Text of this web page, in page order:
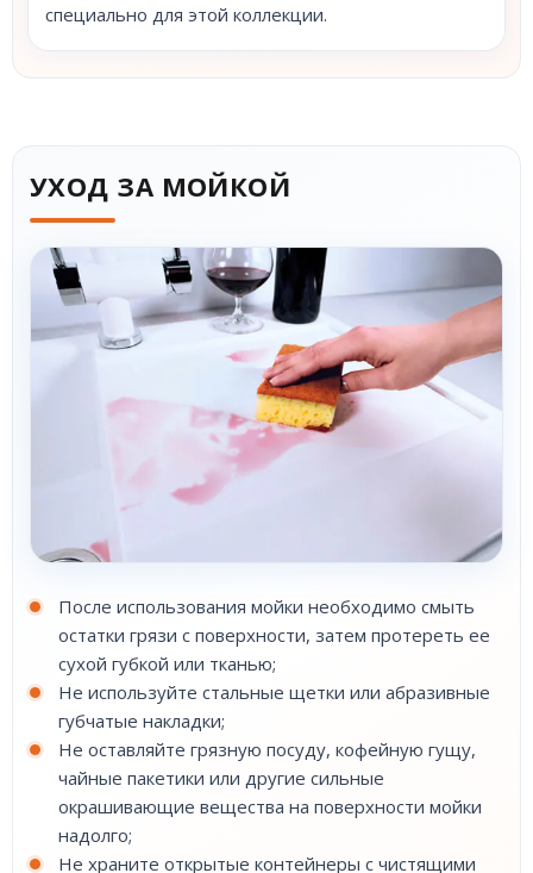
специально для этой коллекции.
УХОД ЗА МОЙКОЙ
После использования мойки необходимо смыть
остатки грязи с поверхности, затем протереть ее
сухой губкой или тканью;
Не используйте стальные щетки или абразивные
губчатые накладки;
Не оставляйте грязную посуду, кофейную гущу,
чайные пакетики или другие сильные
окрашивающие вещества на поверхности мойки
надолго;
Не храните открытые контейнеры с чистящими